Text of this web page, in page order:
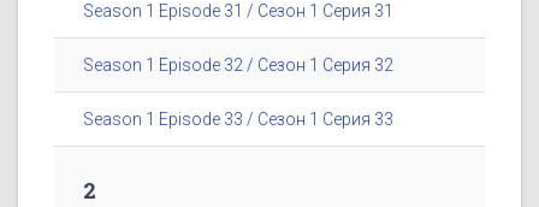
Season 1 Episode 31 / Сезон 1 Серия 31
Season 1 Episode 32 / Сезон 1 Серия 32
Season 1 Episode 33 / Сезон 1 Серия 33
2